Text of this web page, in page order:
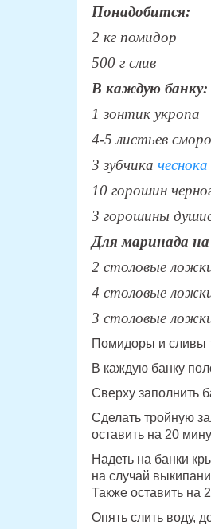
Понадобится:
2 кг помидор
500 г слив
В каждую банку:
1 зонтик укропа
4-5 листьев
3 зубчика чеснока
10 горошин
3 горошины
Для маринада
2 столовые
4 столовые
3 столовые
Помидоры и сливы
В каждую банку
Сверху заполнить
Сделать тройную
оставить на 20
Надеть на банки
на случай
Также оставить на
Опять слить воду,